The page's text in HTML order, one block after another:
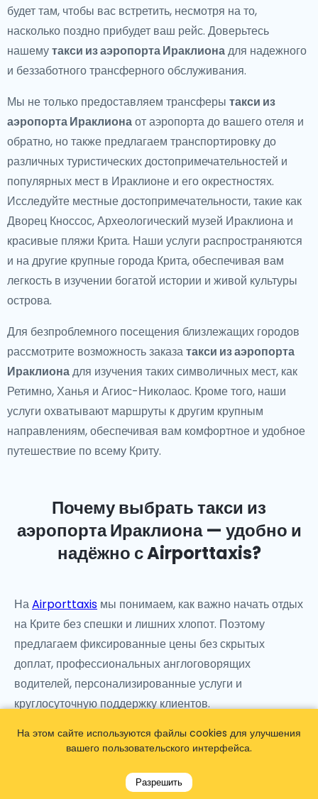
будет там, чтобы вас встретить, несмотря на то,
насколько поздно прибудет ваш рейс. Доверьтесь
нашемутакси из аэропорта Ираклионадля надежного
и беззаботного трансферного обслуживания.
Мы не только предоставляем трансферы такси из
аэропорта Ираклионаот аэропорта до вашего отеля и
обратно, но также предлагаем транспортировку до
различных туристических достопримечательностей и
популярных мест в Ираклионе и его окрестностях.
Исследуйте местные достопримечательности, такие как
Дворец Кноссос, Археологический музей Ираклиона и
красивые пляжи Крита. Наши услуги распространяются
и на другие крупные города Крита, обеспечивая вам
легкость в изучении богатой истории и живой культуры
острова.
Для безпроблемного посещения близлежащих городов
рассмотрите возможность заказатакси из аэропорта
Ираклионадля изучения таких символичных мест, как
Ретимно, Ханья и Агиос-Николаос. Кроме того, наши
услуги охватывают маршруты к другим крупным
направлениям, обеспечивая вам комфортное и удобное
путешествие по всему Криту.
Почему выбрать такси из
аэропорта Ираклиона — удобно и
надёжно с Airporttaxis?
НаAirporttaxis мы понимаем, как важно начать отдых
на Крите без спешки и лишних хлопот. Поэтому
предлагаем фиксированные цены без скрытых
доплат, профессиональных англоговорящих
водителей, персонализированные услуги и
круглосуточную поддержку клиентов.
Мы также предоставляем дополнительные услуги для
путешественников, включая билеты без очереди на
популярные достопримечательности Ираклиона и
всего Крита, которые можно заранее забронировать у
На этом сайте используются файлы cookies для улучшения
вашего пользовательского интерфейса.
Разрешить